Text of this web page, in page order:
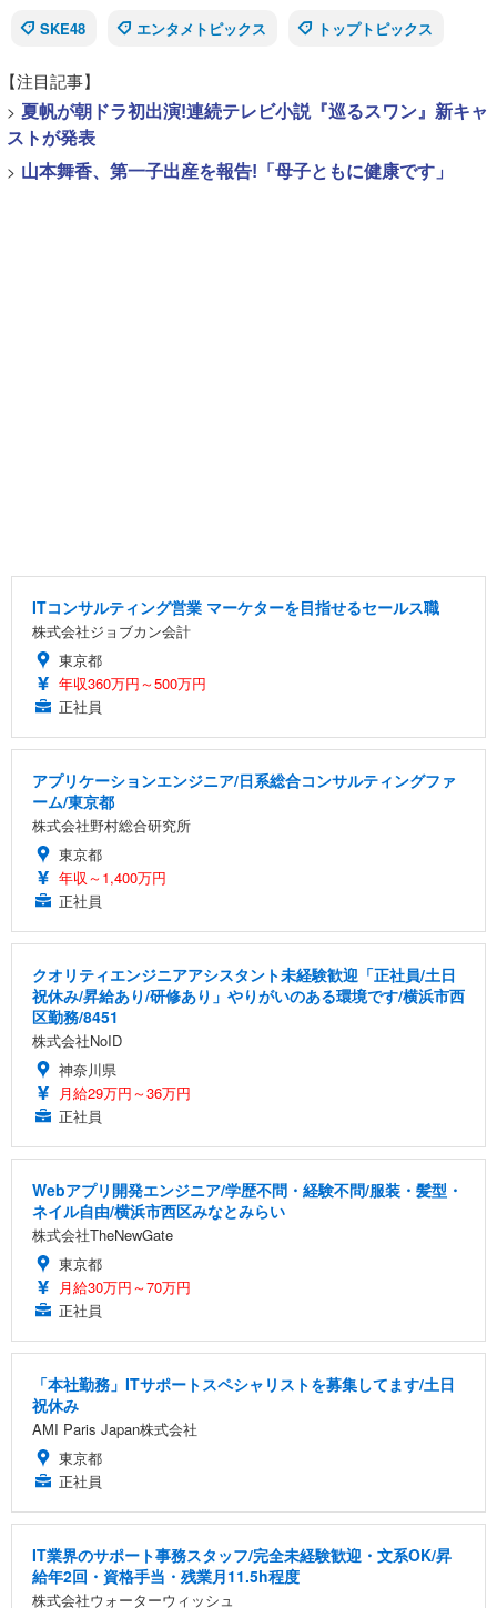
SKE48
エンタメトピックス トップトピックス
【注目記事】
> 夏帆が朝ドラ初出演!連続テレビ小説『巡るスワン』新キャ
ストが発表
> 山本舞香、第一子出産を報告!「母子ともに健康です」
ITコンサルティング営業 マーケターを目指せるセールス職
株式会社ジョブカン会計
東京都
年収360万円～500万円
正社員
アプリケーションエンジニア/日系総合コンサルティングファ
ーム/東京都
株式会社野村総合研究所
東京都
年収～1,400万円
正社員
クオリティエンジニアアシスタント未経験歓迎「正社員/土日
祝休み/昇給あり/研修あり」やりがいのある環境です/横浜市西
区勤務/8451
株式会社NoID
神奈川県
月給29万円～36万円
正社員
Webアプリ開発エンジニア/学歴不問・経験不問/服装・髪型・
ネイル自由/横浜市西区みなとみらい
株式会社TheNewGate
東京都
月給30万円～70万円
正社員
「本社勤務」ITサポートスペシャリストを募集してます/土日
祝休み
AMI Paris Japan株式会社
東京都
正社員
IT業界のサポート事務スタッフ/完全未経験歓迎・文系OK/昇
給年2回・資格手当・残業月11.5h程度
株式会社ウォーターウィッシュ